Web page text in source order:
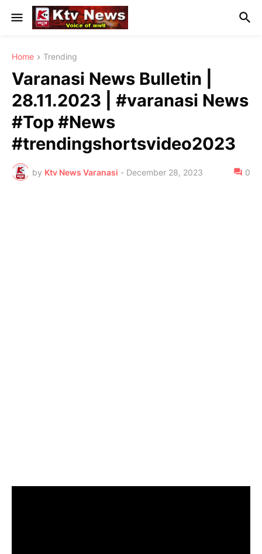
Home Trending
Varanasi News Bulletin |
28.11.2023 | #varanasi News
#Top #News
#trendingshortsvideo2023
by Ktv News Varanasi - December 28, 2023 0